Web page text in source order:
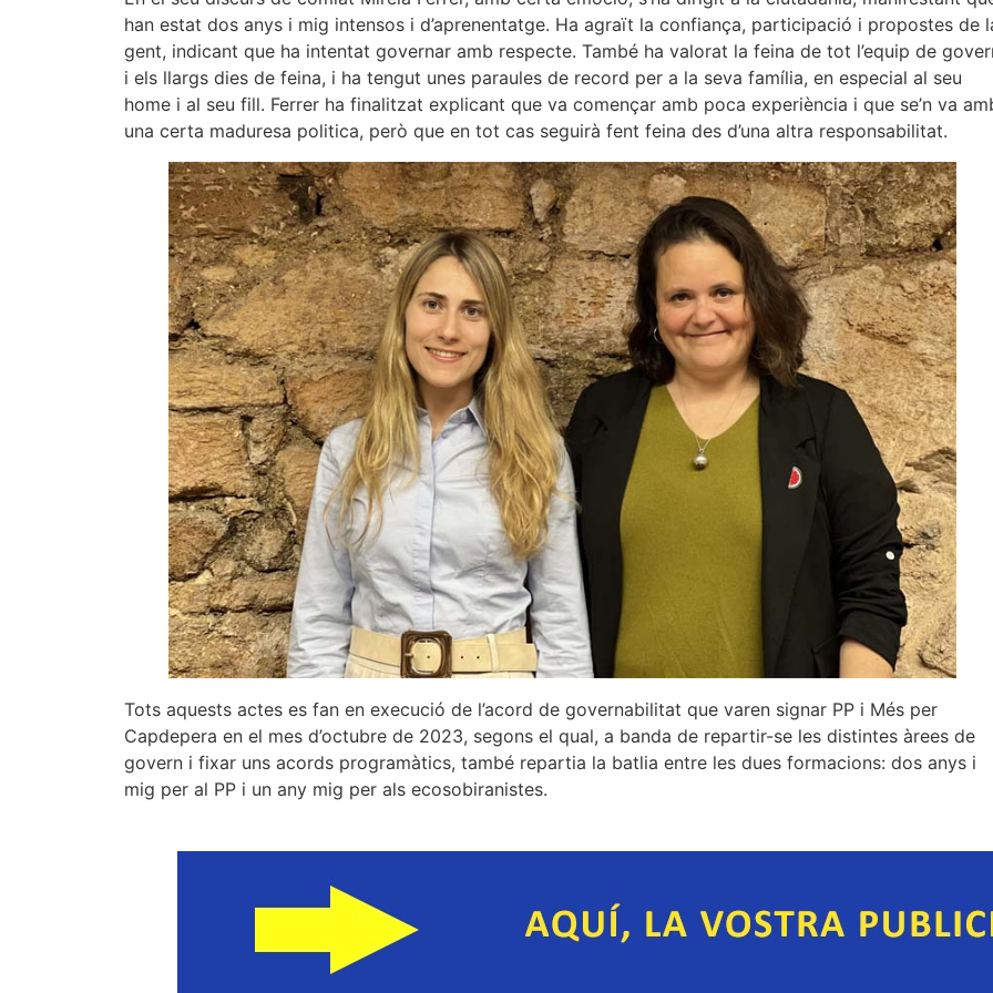
han estat dos anys i mig intensos i d’aprenentatge. Ha agraït la confiança, participació i propostes de
gent, indicant que ha intentat governar amb respecte. També ha valorat la feina de tot l’equip de
i els llargs dies de feina, i ha tengut unes paraules de record per a la seva família, en especial al seu
home i al seu fill. Ferrer ha finalitzat explicant que va començar amb poca experiència i que se’n va
una certa maduresa politica, però que en tot cas seguirà fent feina des d’una altra responsabilitat.
Tots aquests actes es fan en execució de l’acord de governabilitat que varen signar PP i Més per
Capdepera en el mes d’octubre de 2023, segons el qual, a banda de repartir-se les distintes àrees de
govern i fixar uns acords programàtics, també repartia la batlia entre les dues formacions: dos anys i
mig per al PP i un any mig per als ecosobiranistes.